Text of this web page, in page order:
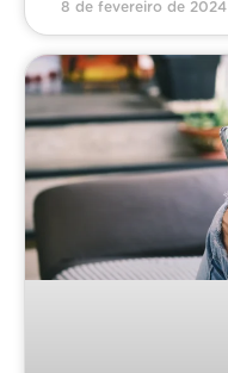
8 de fevereiro de 2024